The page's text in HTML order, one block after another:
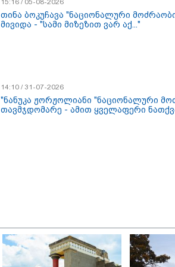
ბათუმში, სისტემატურად
ლაივის
ამბობს
თინა ბოკუჩავა "ნაციონალური
მივიდა - "სამი მიზეზით ვარ აქ..."
14:10 / 31-07-2026
"ნანუკა ჟორჟოლიანი "ნაციონალური
თავმჯდომარე - ამით ყველაფერი